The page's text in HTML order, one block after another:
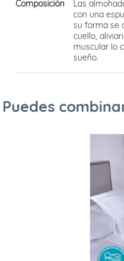
Composición
Las
con una
su forma se
cuello,
muscular lo
sueño.
Puedes